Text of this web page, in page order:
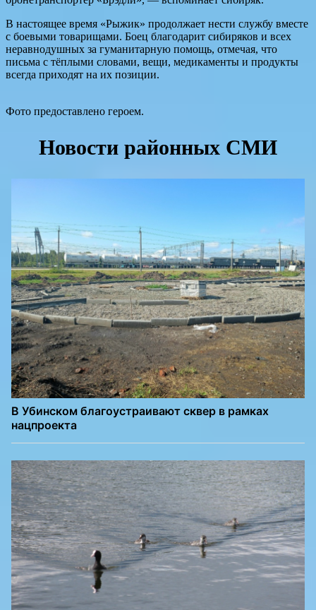
В настоящее время «Рыжик» продолжает нести службу вместе
с боевыми товарищами. Боец благодарит сибиряков и всех
неравнодушных за гуманитарную помощь, отмечая, что
письма с тёплыми словами, вещи, медикаменты и продукты
всегда приходят на их позиции.
Фото предоставлено героем.